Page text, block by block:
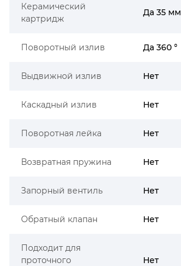
Керамический
картридж
Да 35 мм
Поворотный излив Да 360 °
Выдвижной излив Нет
Каскадный излив Нет
Поворотная лейка Нет
Возвратная пружина Нет
Запорный вентиль Нет
Обратный клапан Нет
Подходит для
проточного
Нет